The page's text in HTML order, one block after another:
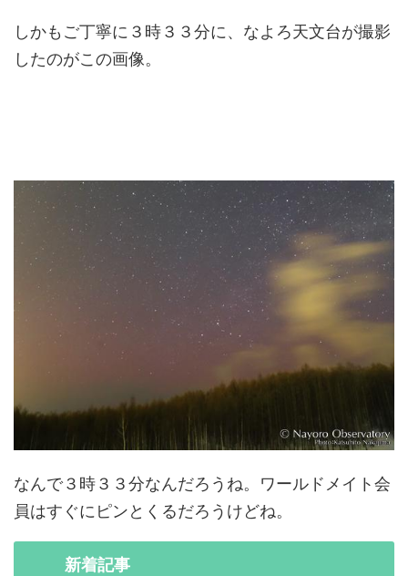
しかもご丁寧に３時３３分に、なよろ天文台が撮影
したのがこの画像。
なんで３時３３分なんだろうね。ワールドメイト会
員はすぐにピンとくるだろうけどね。
新着記事